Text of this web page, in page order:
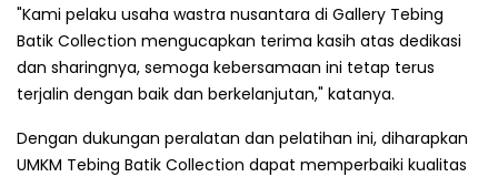
"Kami pelaku usaha wastra nusantara di Gallery Tebing
Batik Collection mengucapkan terima kasih atas dedikasi
dan sharingnya, semoga kebersamaan ini tetap terus
terjalin dengan baik dan berkelanjutan," katanya.
Dengan dukungan peralatan dan pelatihan ini, diharapkan
UMKM Tebing Batik Collection dapat memperbaiki kualitas